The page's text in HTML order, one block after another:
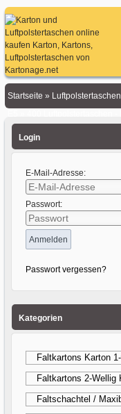
Startseite »
Login
E-Mail-Adresse:
Passwort:
Passwort vergessen?
Kategorien
Faltkartons Karton
Faltkartons 2-Wellig
Faltschachtel /